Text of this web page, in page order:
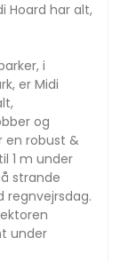
Hoard har alt,
i
er Midi
og
en robust &
1 m under
strande
regnvejrsdag.
under